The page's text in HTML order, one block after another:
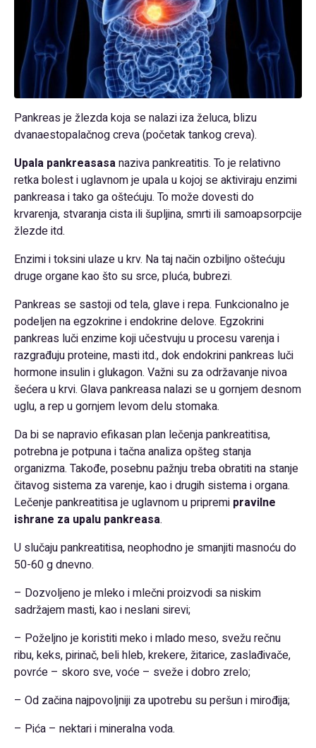
Pankreas je žlezda koja se nalazi iza želuca, blizu
dvanaestopalačnog creva (početak tankog creva).
Upala pankreasasanaziva pankreatitis. To je relativno
retka bolest i uglavnom je upala u kojoj se aktiviraju enzimi
pankreasa i tako ga oštećuju. To može dovesti do
krvarenja, stvaranja cista ili šupljina, smrti ili samoapsorpcije
žlezde itd.
Enzimi i toksini ulaze u krv. Na taj način ozbiljno oštećuju
druge organe kao što su srce, pluća, bubrezi.
Pankreas se sastoji od tela, glave i repa. Funkcionalno je
podeljen na egzokrine i endokrine delove. Egzokrini
pankreas luči enzime koji učestvuju u procesu varenja i
razgrađuju proteine, masti itd., dok endokrini pankreas luči
hormone insulin i glukagon. Važni su za održavanje nivoa
šećera u krvi. Glava pankreasa nalazi se u gornjem desnom
uglu, a rep u gornjem levom delu stomaka.
Da bi se napravio efikasan plan lečenja pankreatitisa,
potrebna je potpuna i tačna analiza opšteg stanja
organizma. Takođe, posebnu pažnju treba obratiti na stanje
čitavog sistema za varenje, kao i drugih sistema i organa.
Lečenje pankreatitisa je uglavnom u pripremi pravilne
ishrane za upalu pankreasa.
U slučaju pankreatitisa, neophodno je smanjiti masnoću do
50-60 g dnevno.
– Dozvoljeno je mleko i mlečni proizvodi sa niskim
sadržajem masti, kao i neslani sirevi;
– Poželjno je koristiti meko i mlado meso, svežu rečnu
ribu, keks, pirinač, beli hleb, krekere, žitarice, zaslađivače,
povrće – skoro sve, voće – sveže i dobro zrelo;
– Od začina najpovoljniji za upotrebu su peršun i mirođija;
– Pića – nektari i mineralna voda.